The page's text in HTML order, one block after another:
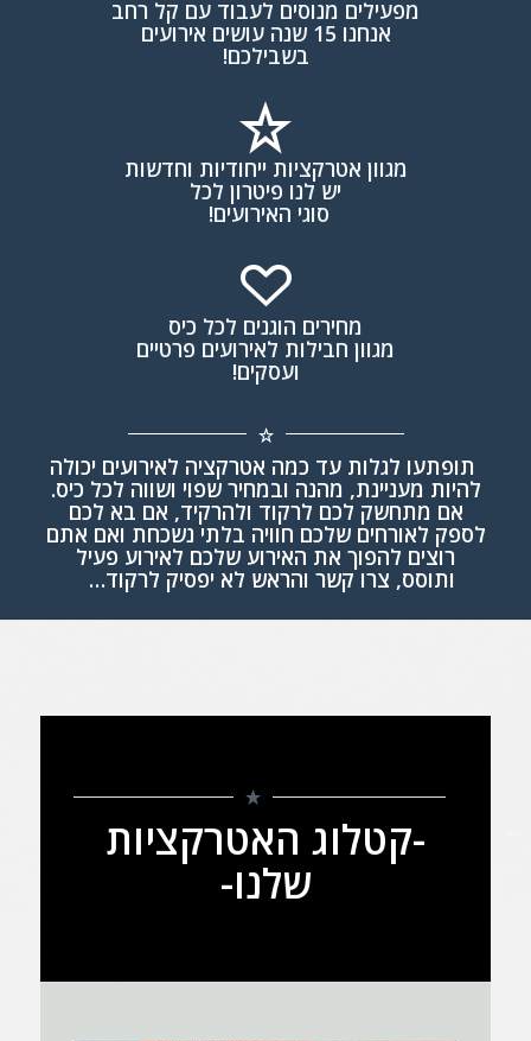
מפעילים מנוסים לעבוד עם קל רחב
אנחנו 15 שנה עושים אירועים
בשבילכם!
מגוון אטרקציות ייחודיות וחדשות
יש לנו פיטרון לכל
סוגי האירועים!
מחירים הוגנים לכל כיס
מגוון חבילות לאירועים פרטיים
ועסקים!
תופתעו לגלות עד כמה אטרקציה לאירועים יכולה
להיות מעניינת, מהנה ובמחיר שפוי ושווה לכל כיס.
אם מתחשק לכם לרקוד ולהרקיד, אם בא לכם
לספק לאורחים שלכם חוויה בלתי נשכחת ואם אתם
רוצים להפוך את האירוע שלכם לאירוע פעיל
ותוסס, צרו קשר והראש לא יפסיק לרקוד…
-קטלוג האטרקציות
שלנו-